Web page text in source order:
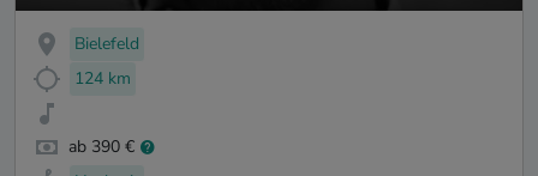
Bielefeld
124 km
ab 390 €